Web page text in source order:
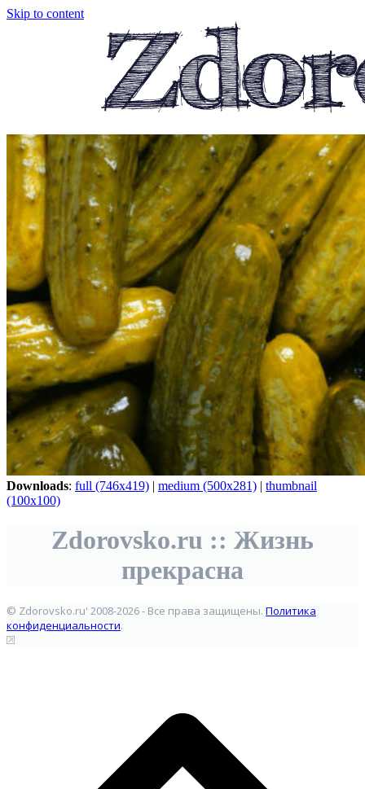
Skip to content
Downloads: full (746x419) | medium (500x281) | thumbnail
(100x100)
Zdorovsko.ru :: Жизнь
прекрасна
© Zdorovsko.ru' 2008-2026 - Все права защищены. Политика
конфиденциальности.